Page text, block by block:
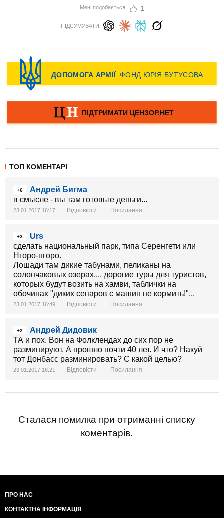
Мені подобається 1
ПІДСУМУВАТИ:
ТОП КОМЕНТАРІ
+6
Андрей Бигма
в смысле - вы там готовьте деньги...
23.01.2017 16:17 Відповісти Посилання
+3
Urs
сделать национальный парк, типа Серенгети или
Нгоро-нгоро.
Лошади там дикие табунами, пеликаны на
солончаковых озерах.... дорогие туры для туристов,
которых будут возить на хамви, таблички на
обочинах "диких сепаров с машин не кормить!"...
23.01.2017 16:49 Відповісти Посилання
+2
Андрей Дидовик
ТА и пох. Вон на Фолклендах до сих пор не
разминируют. А прошло почти 40 лет. И что? Накуй
тот Донбасс разминировать? С какой целью?
23.01.2017 16:21 Відповісти Посилання
Сталася помилка при отриманні списку
коментарів.
ПРО НАС
КОНТАКТНА ІНФОРМАЦІЯ